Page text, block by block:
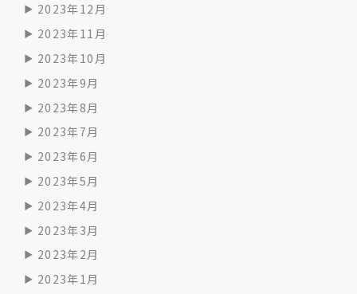
2023年12月
2023年11月
2023年10月
2023年9月
2023年8月
2023年7月
2023年6月
2023年5月
2023年4月
2023年3月
2023年2月
2023年1月